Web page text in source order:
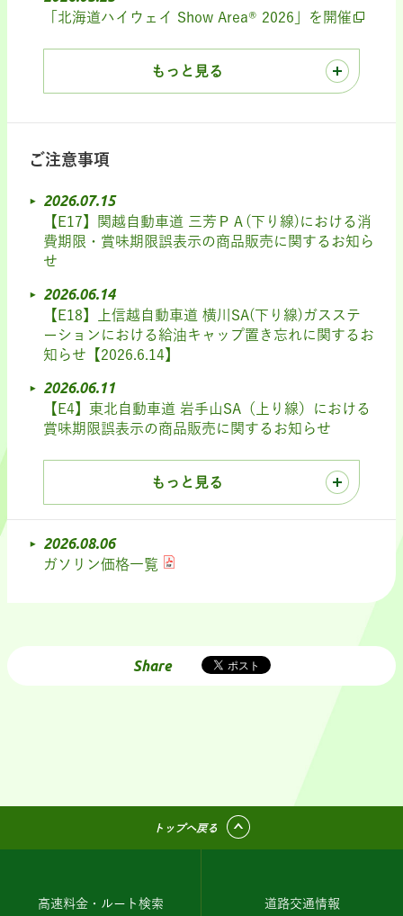
「北海道ハイウェイ Show Area® 2026」を開催
もっと見る
ご注意事項
2026.07.15
【E17】関越自動車道 三芳ＰＡ(下り線)における消
費期限・賞味期限誤表示の商品販売に関するお知ら
せ
2026.06.14
【E18】上信越自動車道 横川SA(下り線)ガスステ
ーションにおける給油キャップ置き忘れに関するお
知らせ【2026.6.14】
2026.06.11
【E4】東北自動車道 岩手山SA（上り線）における
賞味期限誤表示の商品販売に関するお知らせ
もっと見る
2026.08.06
ガソリン価格一覧
Share
トップへ戻る
高速料金・ルート検索 道路交通情報